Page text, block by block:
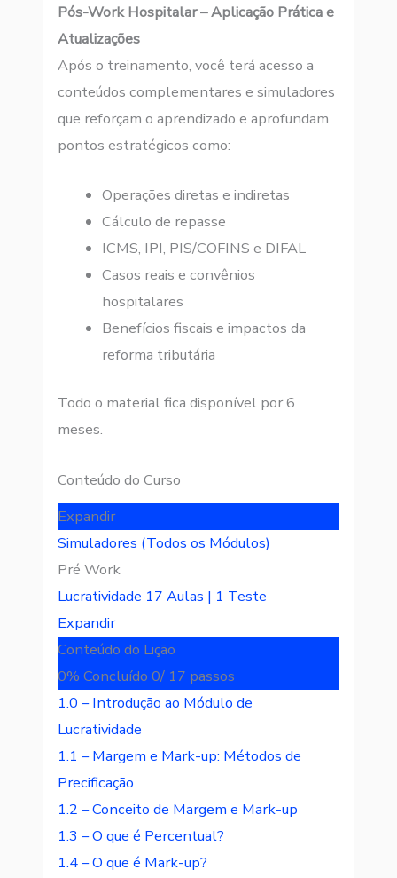
Pós-Work Hospitalar – Aplicação Prática e
Atualizações
Após o treinamento, você terá acesso a
conteúdos complementares e simuladores
que reforçam o aprendizado e aprofundam
pontos estratégicos como:
Operações diretas e indiretas
Cálculo de repasse
ICMS, IPI, PIS/COFINS e DIFAL
Casos reais e convênios
hospitalares
Benefícios fiscais e impactos da
reforma tributária
Todo o material fica disponível por 6
meses.
Conteúdo do Curso
Expandir
Simuladores (Todos os Módulos)
Pré Work
Lucratividade 17 Aulas | 1 Teste
Expandir
Conteúdo do Lição
0% Concluído0/ 17 passos
1.0 – Introdução ao Módulo de
Lucratividade
1.1 – Margem e Mark-up: Métodos de
Precificação
1.2 – Conceito de Margem e Mark-up
1.3 – O que é Percentual?
1.4 – O que é Mark-up?